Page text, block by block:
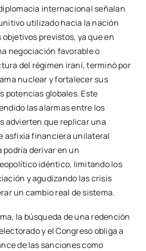
internacional señalan
utilizado hacia la nación
objetivos previstos, ya que en
negociación favorable o
del régimen iraní, terminó por
nuclear y fortalecer sus
potencias globales. Este
las alarmas entre los
advierten que replicar una
asfixia financiera unilateral
podría derivar en un
idéntico, limitando los
y agudizando las crisis
un cambio real de sistema.
la búsqueda de una redención
y el Congreso obliga a
de las sanciones como